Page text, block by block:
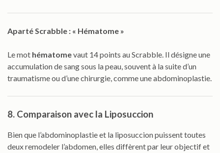
Aparté Scrabble : « Hématome »
Le mot hématomevaut 14 points au Scrabble. Il désigne une
accumulation de sang sous la peau, souvent à la suite d’un
traumatisme ou d’une chirurgie, comme une abdominoplastie.
8. Comparaison avec la Liposuccion
Bien que l’abdominoplastie et la liposuccion puissent toutes
deux remodeler l’abdomen, elles diffèrent par leur objectif et